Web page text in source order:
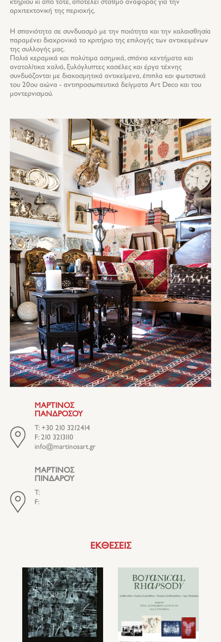
κτηρίου κι από τότε, αποτελεί σταθμό αναφοράς για την
αρχιτεκτονική της περιοχής.
Η σπανιότητα σε συνδυασμό με την ποιότητα και την καλαισθησία
παραμένει διαχρονικά το κριτήριο της επιλογής των αντικειμένων
της συλλογής μας.
Παλιά κεραμικά και πολύτιμα ασημικά, σπάνια κεντήματα και
ανατολίτικα χαλιά, ξυλόγλυπτες κασέλες και έργα τέχνης
συνδυάζονται με διακοσμητικά αντικείμενα, έπιπλα και φωτιστικά
του 20ου αιώνα - αντιπροσωπευτικά δείγματα Art Deco και του
μοντερνισμού.
ΜΑΡΤΙΝΟΣ
ΠΑΝΔΡΟΣΟΥ
T: +30 210 3212414
F: 210 3213110
info@martinosart.gr
ΜΑΡΤΙΝΟΣ
ΠΙΝΔΑΡΟΥ
T:
F:
ΕΚΘΕΣΕΙΣ